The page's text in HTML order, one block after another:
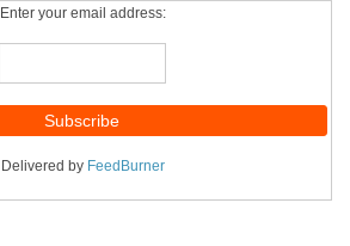
Enter your email address:
Delivered by FeedBurner